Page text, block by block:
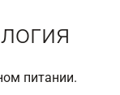
питании.